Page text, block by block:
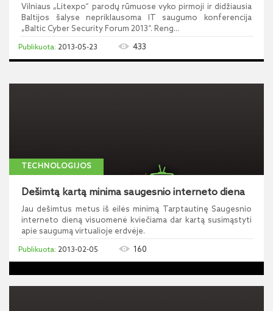
Vilniaus „Litexpo“ parodų rūmuose vyko pirmoji ir didžiausia
Baltijos šalyse nepriklausoma IT saugumo konferencija
„Baltic Cyber Security Forum 2013“. Reng...
2013-05-23 433
TECHNOLOGIJOS
Dešimtą kartą minima saugesnio interneto diena
Jau dešimtus metus iš eilės minimą Tarptautinę Saugesnio
interneto dieną visuomenė kviečiama dar kartą susimąstyti
apie saugumą virtualioje erdvėje.
2013-02-05 160